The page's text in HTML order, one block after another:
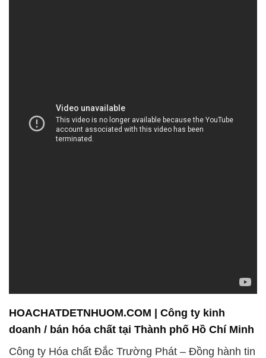
HOACHATDETNHUOM.COM | Công ty kinh
doanh / bán hóa chất tại Thành phố Hồ Chí Minh
Công ty Hóa chất Đắc Trường Phát – Đồng hành tin